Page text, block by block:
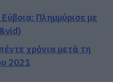
Πλημμύρισε με
χρόνια μετά τη
2021